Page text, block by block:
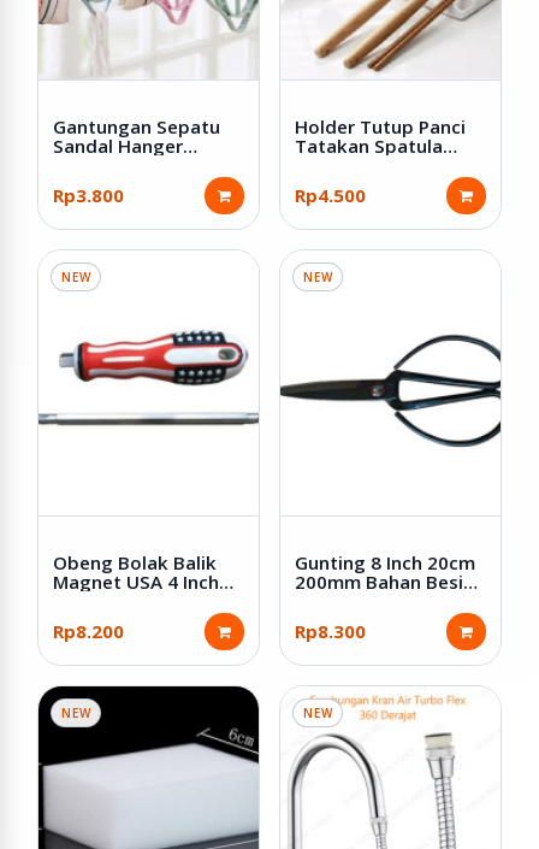
Gantungan Sepatu
Sandal Hanger
Rp3.800
Holder Tutup Panci
Tatakan Spatula
Rp4.500
NEW
Obeng Bolak Balik
Magnet USA 4 Inch
Rp8.200
NEW
Gunting 8 Inch 20cm
200mm Bahan Besi
Rp8.300
NEW NEW